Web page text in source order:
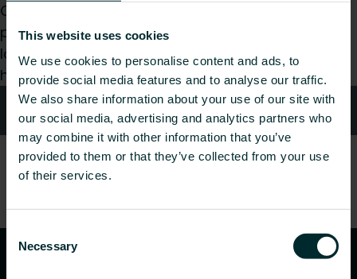
This website uses cookies
We use cookies to personalise content and ads, to
provide social media features and to analyse our traffic.
We also share information about your use of our site with
our social media, advertising and analytics partners who
may combine it with other information that you’ve
provided to them or that they’ve collected from your use
of their services.
Consent
Selection
Necessary
Olenemata sellest, kas olete spetsialist,
paigaldaja, arhitekt, planeerija, hulgimüüja või
lõppkasutaja, valige kategooria ja me vastame
hea meelega teie päringule.
Kontaktid